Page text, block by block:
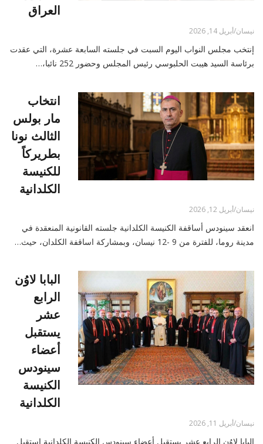
العراق
نيسان/أبريل 14, 2026
إنتخب مجلس النواب اليوم السبت في جلسته السابعة عشرة، التي عقدت
برئاسة السيد هيبت الحلبوسي رئيس المجلس وحضور 252 نائبا،…
انتخاب
مار بولس
الثالث نونا
بطريركاً
للكنيسة
الكلدانية
نيسان/أبريل 12, 2026
انعقد سينودس أساقفة الكنيسة الكلدانية جلسته القانونية المنعقدة في
مدينة روما، للفترة من 9 -12 نيسان، وبمشاركة اساقفة الكلدان، حيث…
البابا لاوُن
الرابع
عشر
يستقبل
أعضاء
سينودس
الكنيسة
الكلدانية
نيسان/أبريل 11, 2026
البابا لاوُن الرابع عشر يستقبل أعضاء سينودس الكنيسة الكلدانية استقبل